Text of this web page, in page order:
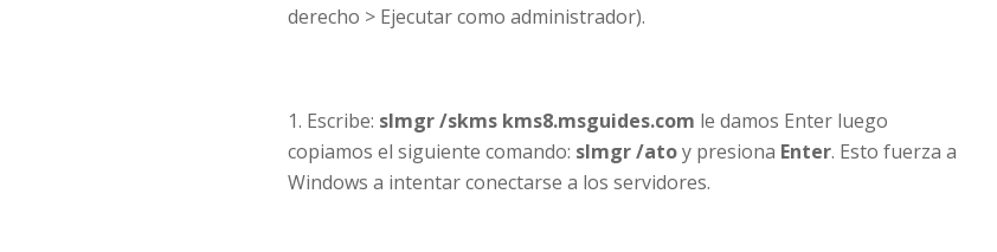
derecho > Ejecutar como administrador).
Escribe: slmgr /skms kms8.msguides.com le damos Enter luego
copiamos el siguiente comando: slmgr /atoy presiona Enter. Esto fuerza a
Windows a intentar conectarse a los servidores.